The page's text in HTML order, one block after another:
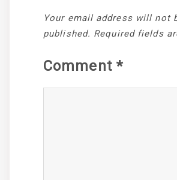
Your email address will not
published. Required fields
Comment *